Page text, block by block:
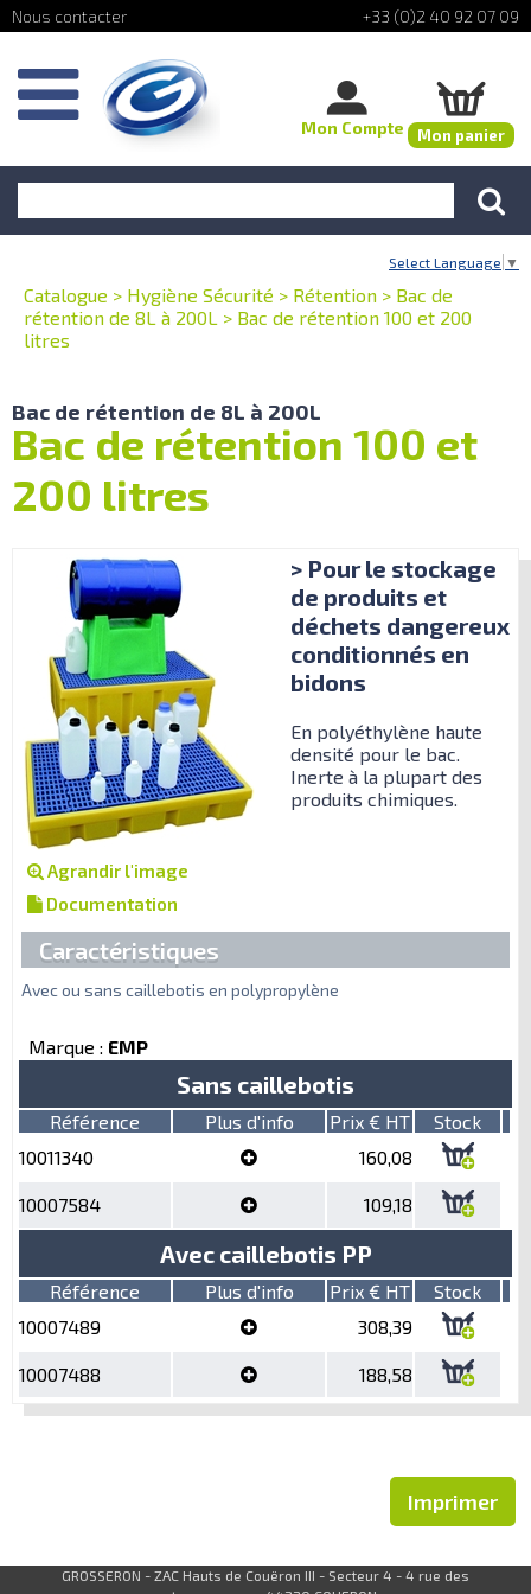
+33 (0)2 40 92 07 09
Mon Compte Mon panier
Select Language ▼
Catalogue > Hygiène Sécurité > Rétention > Bac de
rétention de 8L à 200L > Bac de rétention 100 et 200
litres
Bac de rétention de 8L à 200L
Bac de rétention 100 et
200 litres
Agrandir l'image
Documentation
> Pour le stockage
de produits et
déchets dangereux
conditionnés en
bidons
En polyéthylène haute
densité pour le bac.
Inerte à la plupart des
produits chimiques.
Caractéristiques
Avec ou sans caillebotis en polypropylène
Marque : EMP
Sans caillebotis
Référence Plus d'info Prix € HT
Stock
10011340
160,08
10007584 109,18
Avec caillebotis PP
Référence Plus d'info Prix € HT
Stock
10007489
308,39
10007488 188,58
Imprimer
GROSSERON - ZAC Hauts de Couëron III - Secteur 4 - 4 rue des